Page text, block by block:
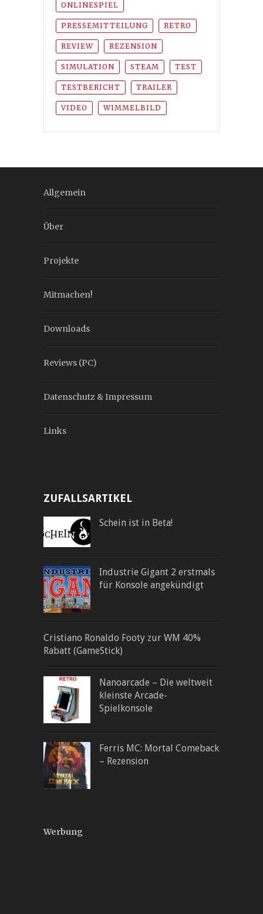
ONLINESPIEL
PRESSEMITTEILUNG RETRO
REVIEW REZENSION
SIMULATION STEAM TEST
TESTBERICHT TRAILER
VIDEO WIMMELBILD
Allgemein
Über
Projekte
Mitmachen!
Downloads
Reviews (PC)
Datenschutz & Impressum
Links
ZUFALLSARTIKEL
Schein ist in Beta!
Industrie Gigant 2 erstmals
für Konsole angekündigt
Cristiano Ronaldo Footy zur WM 40%
Rabatt (GameStick)
Nanoarcade – Die weltweit
kleinste Arcade-
Spielkonsole
Ferris MC: Mortal Comeback
– Rezension
Werbung